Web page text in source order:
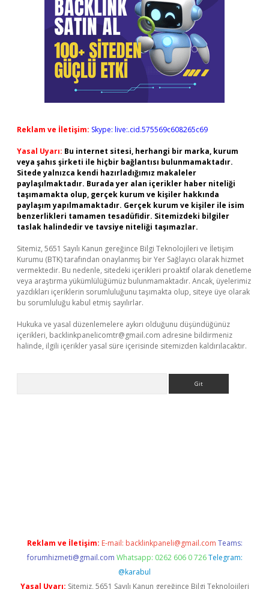
Reklam ve İletişim: Skype: live:.cid.575569c608265c69
Yasal Uyarı: Bu internet sitesi, herhangi bir marka, kurum
veya şahıs şirketi ile hiçbir bağlantısı bulunmamaktadır.
Sitede yalnızca kendi hazırladığımız makaleler
paylaşılmaktadır. Burada yer alan içerikler haber niteliği
taşımamakta olup, gerçek kurum ve kişiler hakkında
paylaşım yapılmamaktadır. Gerçek kurum ve kişiler ile isim
benzerlikleri tamamen tesadüfidir. Sitemizdeki bilgiler
taslak halindedir ve tavsiye niteliği taşımazlar.
Sitemiz, 5651 Sayılı Kanun gereğince Bilgi Teknolojileri ve İletişim
Kurumu (BTK) tarafından onaylanmış bir Yer Sağlayıcı olarak hizmet
vermektedir. Bu nedenle, sitedeki içerikleri proaktif olarak denetleme
veya araştırma yükümlülüğümüz bulunmamaktadır. Ancak, üyelerimiz
yazdıkları içeriklerin sorumluluğunu taşımakta olup, siteye üye olarak
bu sorumluluğu kabul etmiş sayılırlar.
Hukuka ve yasal düzenlemelere aykırı olduğunu düşündüğünüz
içerikleri, backlinkpanelicomtr@gmail.com adresine bildirmeniz
halinde, ilgili içerikler yasal süre içerisinde sitemizden kaldırılacaktır.
Reklam ve İletişim: E-mail: backlinkpaneli@gmail.com Teams:
forumhizmeti@gmail.com Whatsapp: 0262 606 0 726 Telegram:
@karabul
Yasal Uyarı: Sitemiz, 5651 Sayılı Kanun gereğince Bilgi Teknolojileri